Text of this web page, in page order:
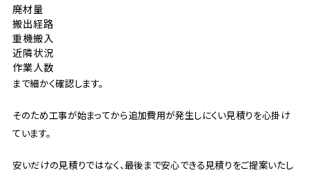
廃材量
搬出経路
重機搬入
近隣状況
作業人数
まで細かく確認します。
そのため工事が始まってから追加費用が発生しにくい見積りを心掛け
ています。
安いだけの見積りではなく、最後まで安心できる見積りをご提案いたし